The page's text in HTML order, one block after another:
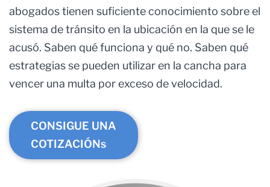
abogados tienen suficiente conocimiento sobre el
sistema de tránsito en la ubicación en la que se le
acusó. Saben qué funciona y qué no. Saben qué
estrategias se pueden utilizar en la cancha para
vencer una multa por exceso de velocidad.
CONSIGUE UNA
COTIZACIÓNs